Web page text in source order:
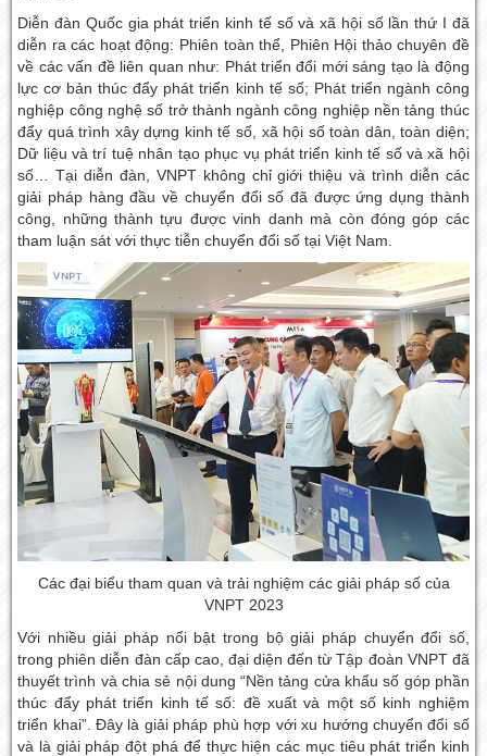
Diễn đàn Quốc gia phát triển kinh tế số và xã hội số lần thứ I đã
diễn ra các hoạt động: Phiên toàn thể, Phiên Hội thảo chuyên đề
về các vấn đề liên quan như: Phát triển đổi mới sáng tạo là động
lực cơ bản thúc đẩy phát triển kinh tế số; Phát triển ngành công
nghiệp công nghệ số trở thành ngành công nghiệp nền tảng thúc
đẩy quá trình xây dựng kinh tế số, xã hội số toàn dân, toàn diện;
Dữ liệu và trí tuệ nhân tạo phục vụ phát triển kinh tế số và xã hội
số… Tại diễn đàn, VNPT không chỉ giới thiệu và trình diễn các
giải pháp hàng đầu về chuyển đổi số đã được ứng dụng thành
công, những thành tựu được vinh danh mà còn đóng góp các
tham luận sát với thực tiễn chuyển đổi số tại Việt Nam.
Các đại biểu tham quan và trải nghiệm các giải pháp số của
VNPT 2023
Với nhiều giải pháp nổi bật trong bộ giải pháp chuyển đổi số,
trong phiên diễn đàn cấp cao, đại diện đến từ Tập đoàn VNPT đã
thuyết trình và chia sẻ nội dung “Nền tảng cửa khẩu số góp phần
thúc đẩy phát triển kinh tế số: đề xuất và một số kinh nghiệm
triển khai”. Đây là giải pháp phù hợp với xu hướng chuyển đổi số
và là giải pháp đột phá để thực hiện các mục tiêu phát triển kinh